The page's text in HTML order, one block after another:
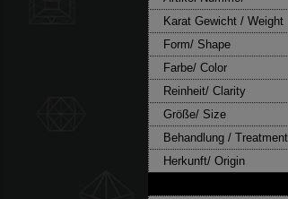
Karat Gewicht / Weight
Form/ Shape
Farbe/ Color
Reinheit/ Clarity
Größe/ Size
Behandlung / Treatment
Herkunft/ Origin